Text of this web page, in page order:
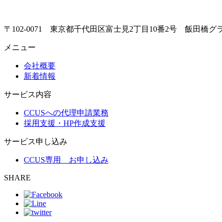
ゲ
〒102-0071 東京都千代田区富士見2丁目10番2号 飯田橋グ
メニュー
会社概要
新着情報
サービス内容
CCUSへの代理申請業務
採用支援・HP作成支援
サービス申し込み
CCUS専用 お申し込み
SHARE